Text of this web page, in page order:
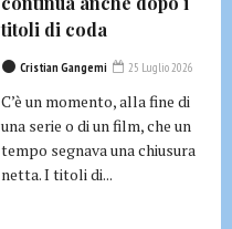
titoli di coda
Cristian Gangemi 25 Luglio 2026
C’è un momento, alla fine di
una serie o di un film, che un
tempo segnava una chiusura
netta. I titoli di...